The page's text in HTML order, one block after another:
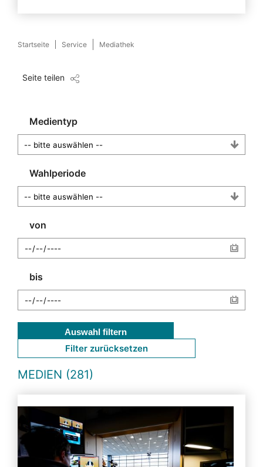
Startseite Service Mediathek
Seite teilen
Medientyp
Wahlperiode
von
bis
Auswahl filtern
Filter zurücksetzen
MEDIEN (281)